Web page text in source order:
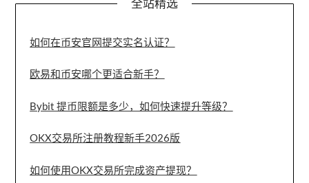
全站精选
如何在币安官网提交实名认证？
欧易和币安哪个更适合新手？
Bybit 提币限额是多少，如何快速提升等级？
OKX交易所注册教程新手2026版
如何使用OKX交易所完成资产提现？